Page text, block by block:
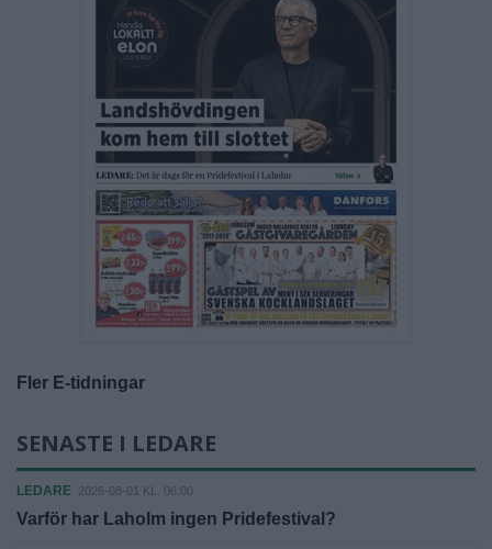
Fler E-tidningar
SENASTE I LEDARE
LEDARE 2026-08-01 KL. 06:00
Varför har Laholm ingen Pridefestival?